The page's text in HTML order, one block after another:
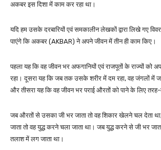
अकबर इस दिशा में काम कर रहा था।
यदि हम उसके दरबारियों एवं समकालीन लेखकों द्वारा लिखे गए
पाएंगे कि अकबर (AKBAR) ने अपने जीवन में तीन ही काम किए।
पहला यह कि वह जीवन भर अफगानियों एवं राजपूतों के राज्यों को
रहा। दूसरा यह कि जब तक उसके शरीर में दम रहा, वह जंगलों में
और तीसरा यह कि वह जीवन भर पराई औरतों को पाने के लिए
जब औरतों से उसका जी भर जाता तो वह शिकार खेलने चल देता
जाता तो वह युद्ध करने चला जाता था। जब युद्ध करने से जी भर
तलाश में लग जाता था।